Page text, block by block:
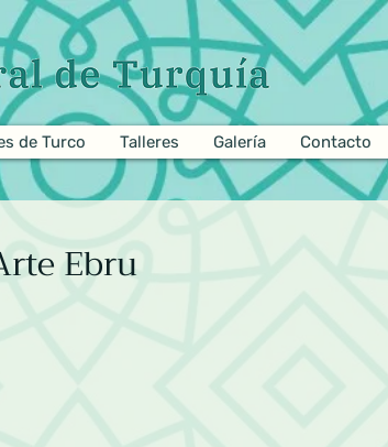
de Turco Talleres Galería Contacto
Ebru